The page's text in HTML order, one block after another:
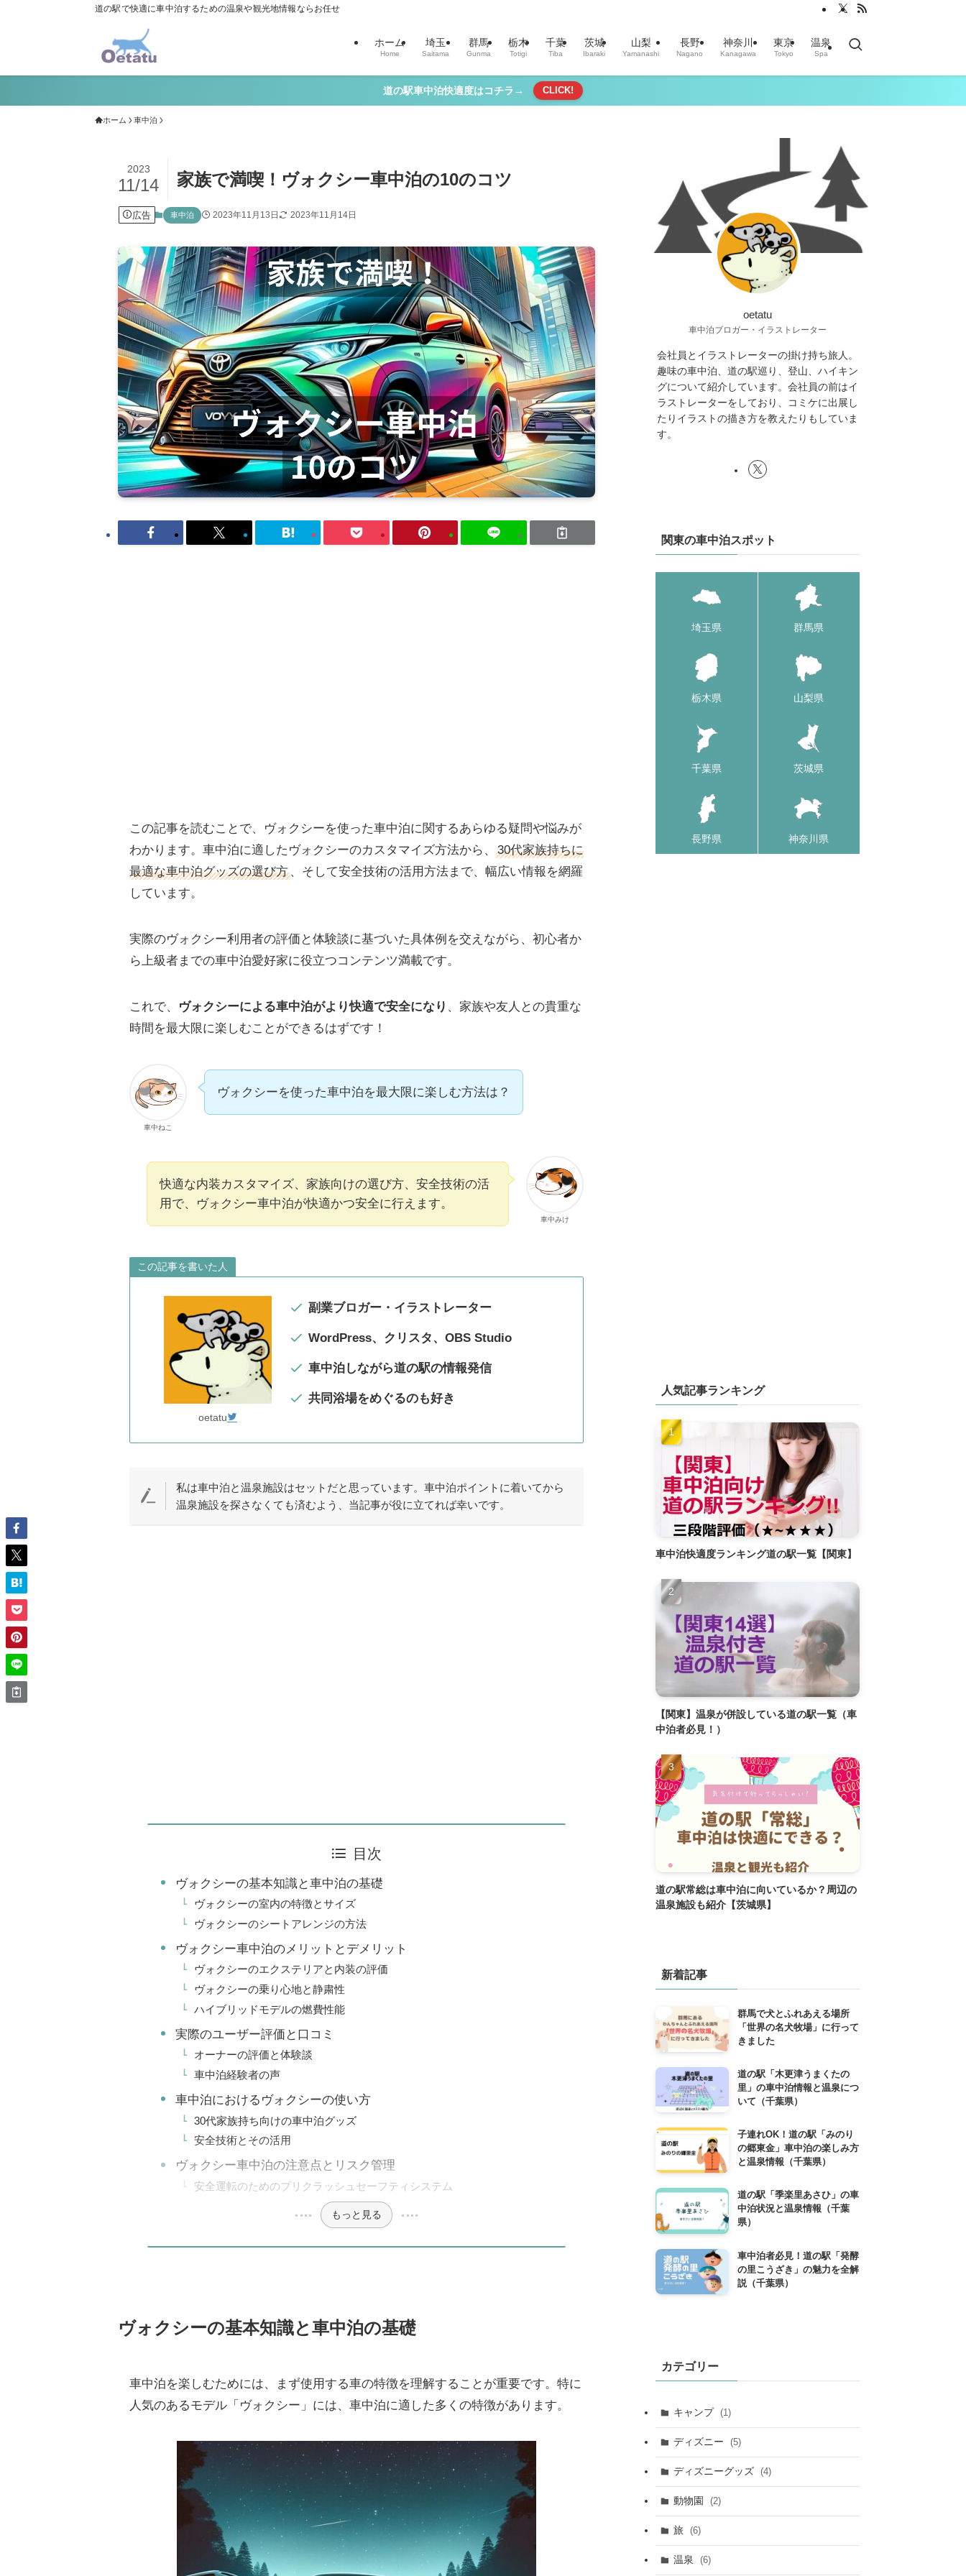
道の駅で快適に車中泊するための温泉や観光地情報ならお任せ
ホーム
Home
埼玉
Saitama
群馬
Gunma
栃木
Totigi
千葉
Tiba
茨城
Ibaraki
山梨
Yamanashi
長野
Nagano
神奈川
Kanagawa
東京
Tokyo
温泉
Spa
道の駅車中泊快適度はコチラ→ CLICK!
ホーム 車中泊
家族で満喫！ヴォクシー車中泊の10のコツ
2023
11/14
広告 車中泊 2023年11月13日 2023年11月14日
この記事を読むことで、ヴォクシーを使った車中泊に関するあらゆる疑問や悩みが
わかります。車中泊に適したヴォクシーのカスタマイズ方法から、
30代家族持ちに
最適な車中泊グッズの選び方 、そして安全技術の活用方法まで、幅広い情報を網羅
しています。
実際のヴォクシー利用者の評価と体験談に基づいた具体例を交えながら、初心者か
ら上級者までの車中泊愛好家に役立つコンテンツ満載です。
これで、 ヴォクシーによる車中泊がより快適で安全になり 、家族や友人との貴重な
時間を最大限に楽しむことができるはずです！
車中ねこ
ヴォクシーを使った車中泊を最大限に楽しむ方法は？
車中みけ
快適な内装カスタマイズ、家族向けの選び方、安全技術の活
用で、ヴォクシー車中泊が快適かつ安全に行えます。
この記事を書いた人
oetatu
副業ブロガー・イラストレーター
WordPress、クリスタ、OBS Studio
車中泊しながら道の駅の情報発信
共同浴場をめぐるのも好き
私は車中泊と温泉施設はセットだと思っています。車中泊ポイントに着いてから
温泉施設を探さなくても済むよう、当記事が役に立てれば幸いです。
目次
ヴォクシーの基本知識と車中泊の基礎
ヴォクシーの室内の特徴とサイズ
ヴォクシーのシートアレンジの方法
ヴォクシー車中泊のメリットとデメリット
ヴォクシーのエクステリアと内装の評価
ヴォクシーの乗り心地と静粛性
ハイブリッドモデルの燃費性能
実際のユーザー評価と口コミ
オーナーの評価と体験談
車中泊経験者の声
車中泊におけるヴォクシーの使い方
30代家族持ち向けの車中泊グッズ
安全技術とその活用
ヴォクシー車中泊の注意点とリスク管理
安全運転のためのプリクラッシュセーフティシステム
もっと見る
ヴォクシーの基本知識と車中泊の基礎
車中泊を楽しむためには、まず使用する車の特徴を理解することが重要です。特に
人気のあるモデル「ヴォクシー」には、車中泊に適した多くの特徴があります。
oetatu
車中泊ブロガー・イラストレーター
会社員とイラストレーターの掛け持ち旅人。
趣味の車中泊、道の駅巡り、登山、ハイキン
グについて紹介しています。会社員の前はイ
ラストレーターをしており、コミケに出展し
たりイラストの描き方を教えたりもしていま
す。
関東の車中泊スポット
埼玉県 群馬県
栃木県 山梨県
千葉県 茨城県
長野県 神奈川県
人気記事ランキング
車中泊快適度ランキング道の駅一覧【関東】
【関東】温泉が併設している道の駅一覧（車
中泊者必見！）
道の駅常総は車中泊に向いているか？周辺の
温泉施設も紹介【茨城県】
新着記事
群馬で犬とふれあえる場所
「世界の名犬牧場」に行って
きました
道の駅「木更津うまくたの
里」の車中泊情報と温泉につ
いて（千葉県）
子連れOK！道の駅「みのり
の郷東金」車中泊の楽しみ方
と温泉情報（千葉県）
道の駅「季楽里あさひ」の車
中泊状況と温泉情報（千葉
県）
車中泊者必見！道の駅「発酵
の里こうざき」の魅力を全解
説（千葉県）
カテゴリー
キャンプ (1)
ディズニー (5)
ディズニーグッズ (4)
動物園 (2)
旅 (6)
温泉 (6)